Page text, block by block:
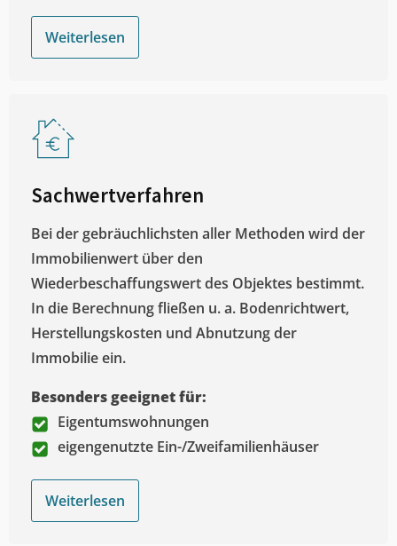
Weiterlesen
Sachwertverfahren
Bei der gebräuchlichsten aller Methoden wird der
Immobilienwert über den
Wiederbeschaffungswert des Objektes bestimmt.
In die Berechnung fließen u. a. Bodenrichtwert,
Herstellungskosten und Abnutzung der
Immobilie ein.
Besonders geeignet für:
Eigentumswohnungen
eigengenutzte Ein-/Zweifamilienhäuser
Weiterlesen